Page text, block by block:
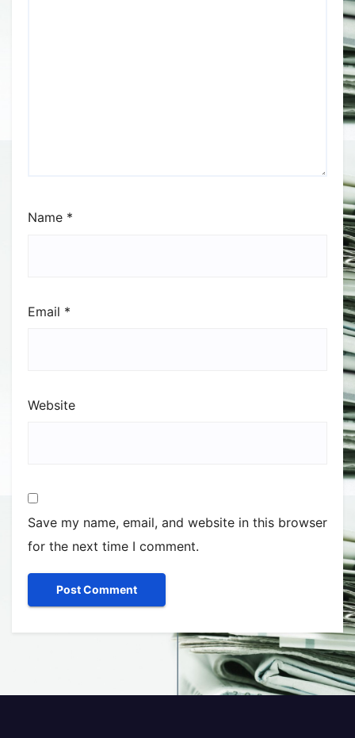
Name *
Email *
Website
Save my name, email, and website in this browser
for the next time I comment.